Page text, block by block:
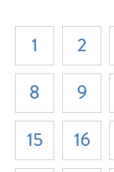
1 2
8
9
15
16